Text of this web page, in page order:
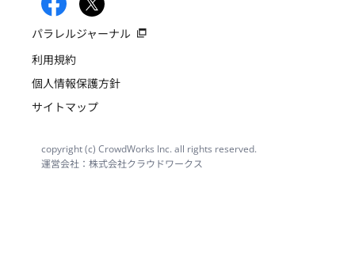
パラレルジャーナル
利用規約
個人情報保護方針
サイトマップ
copyright (c) CrowdWorks Inc. all rights reserved.
運営会社：株式会社クラウドワークス